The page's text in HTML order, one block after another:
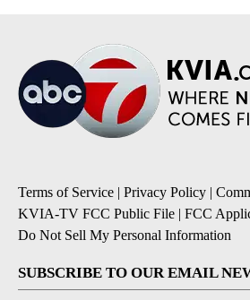
Terms of Service | Privacy Policy |
KVIA-TV FCC Public File | FCC
Do Not Sell My Personal Information
SUBSCRIBE TO OUR EMAIL